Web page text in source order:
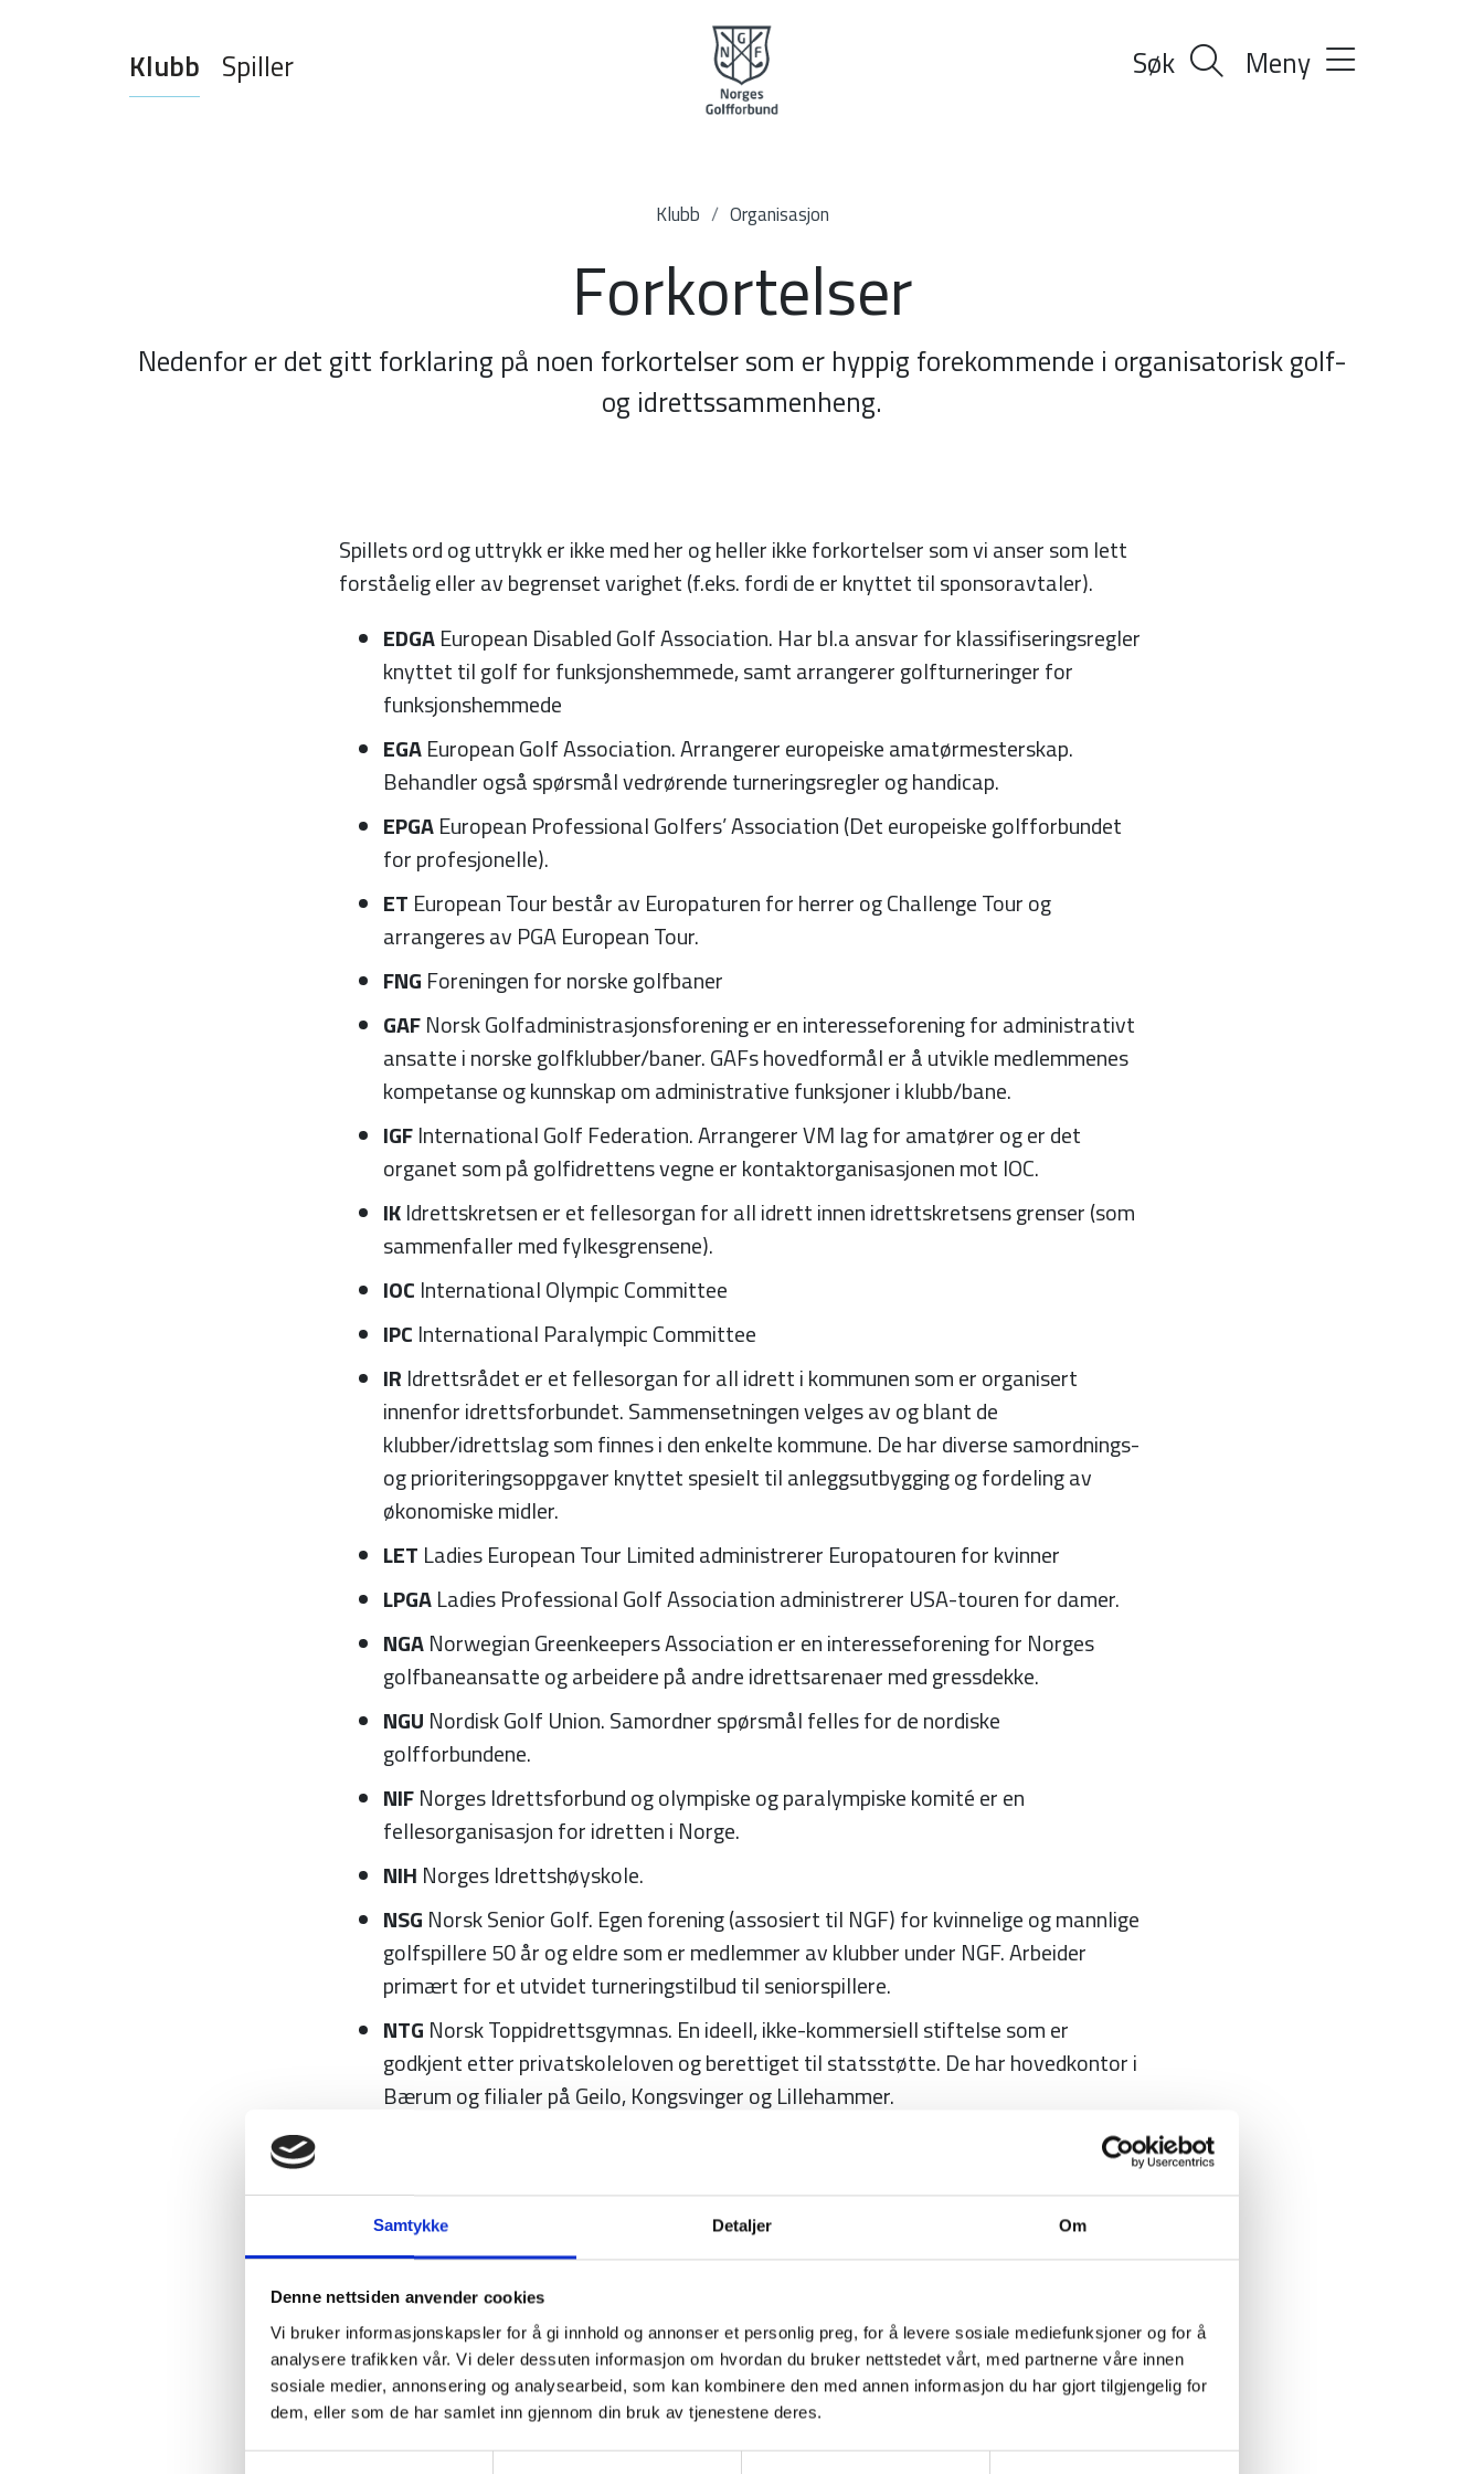
Samtykke Detaljer Om
Denne nettsiden anvender cookies
Vi bruker informasjonskapsler for å gi innhold og annonser et personlig preg, for å levere sosiale mediefunksjoner og for å
analysere trafikken vår. Vi deler dessuten informasjon om hvordan du bruker nettstedet vårt, med partnerne våre innen
sosiale medier, annonsering og analysearbeid, som kan kombinere den med annen informasjon du har gjort tilgjengelig for
dem, eller som de har samlet inn gjennom din bruk av tjenestene deres.
Klubb Spiller Søk Meny
Klubb Organisasjon
Forkortelser
Nedenfor er det gitt forklaring på noen forkortelser som er hyppig forekommende i organisatorisk golf-
og idrettssammenheng.
Spillets ord og uttrykk er ikke med her og heller ikke forkortelser som vi anser som lett
forståelig eller av begrenset varighet (f.eks. fordi de er knyttet til sponsoravtaler).
EDGAEuropean Disabled Golf Association. Har bl.a ansvar for klassifiseringsregler
knyttet til golf for funksjonshemmede, samt arrangerer golfturneringer for
funksjonshemmede
EGAEuropean Golf Association. Arrangerer europeiske amatørmesterskap.
Behandler også spørsmål vedrørende turneringsregler og handicap.
EPGAEuropean Professional Golfers’ Association (Det europeiske golfforbundet
for profesjonelle).
ET European Tour består av Europaturen for herrer og Challenge Tour og
arrangeres av PGA European Tour.
FNG Foreningen for norske golfbaner
GAFNorsk Golfadministrasjonsforening er en interesseforening for administrativt
ansatte i norske golfklubber/baner. GAFs hovedformål er å utvikle medlemmenes
kompetanse og kunnskap om administrative funksjoner i klubb/bane.
IGFInternational Golf Federation. Arrangerer VM lag for amatører og er det
organet som på golfidrettens vegne er kontaktorganisasjonen mot IOC.
IKIdrettskretsen er et fellesorgan for all idrett innen idrettskretsens grenser (som
sammenfaller med fylkesgrensene).
IOC International Olympic Committee
IPC International Paralympic Committee
IR Idrettsrådet er et fellesorgan for all idrett i kommunen som er organisert
innenfor idrettsforbundet. Sammensetningen velges av og blant de
klubber/idrettslag som finnes i den enkelte kommune. De har diverse samordnings-
og prioriteringsoppgaver knyttet spesielt til anleggsutbygging og fordeling av
økonomiske midler.
LET Ladies European Tour Limited administrerer Europatouren for kvinner
LPGALadies Professional Golf Association administrerer USA-touren for damer.
NGANorwegian Greenkeepers Association er en interesseforening for Norges
golfbaneansatte og arbeidere på andre idrettsarenaer med gressdekke.
NGU Nordisk Golf Union. Samordner spørsmål felles for de nordiske
golfforbundene.
NIFNorges Idrettsforbund og olympiske og paralympiske komité er en
fellesorganisasjon for idretten i Norge.
NIH Norges Idrettshøyskole.
NSG Norsk Senior Golf. Egen forening (assosiert til NGF) for kvinnelige og mannlige
golfspillere 50 år og eldre som er medlemmer av klubber under NGF. Arbeider
primært for et utvidet turneringstilbud til seniorspillere.
NTG Norsk Toppidrettsgymnas. En ideell, ikke-kommersiell stiftelse som er
godkjent etter privatskoleloven og berettiget til statsstøtte. De har hovedkontor i
Bærum og filialer på Geilo, Kongsvinger og Lillehammer.
PGA TOUR
Professional Golfers’ Association Tour, administrerer USA-turen for
herrer.
PGAETPGA European Tour administrerer European Tour, Senior Tour og Challenge
Tour for menn.
R&ARoyal and Ancient Golf Club of St Andrews er øverste myndighet når det
gjelder golfregler og amatørbestemmelser for det meste av verden utenom USA.
Arrangerer også British Open og det britiske amatørmesterskapet .